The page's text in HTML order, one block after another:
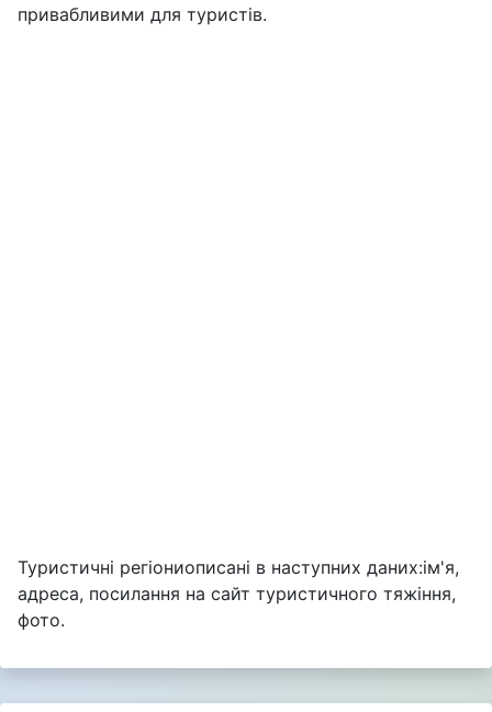
привабливими для туристів.
Туристичні регіониописані в наступних даних:ім'я,
адреса, посилання на сайт туристичного тяжіння,
фото.